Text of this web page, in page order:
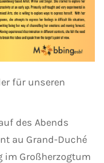
für unseren
des Abends
au Grand-Duché
im Großherzogtum